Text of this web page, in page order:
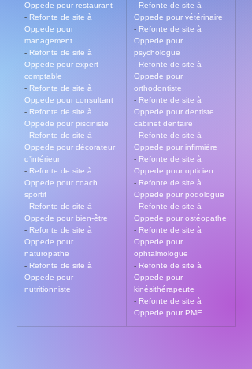
Oppede pour restaurant
- Refonte de site à
Oppede pour
management
- Refonte de site à
Oppede pour expert-
comptable
- Refonte de site à
Oppede pour consultant
- Refonte de site à
Oppede pour pisciniste
- Refonte de site à
Oppede pour décorateur
d’intérieur
- Refonte de site à
Oppede pour coach
sportif
- Refonte de site à
Oppede pour bien-être
- Refonte de site à
Oppede pour
naturopathe
- Refonte de site à
Oppede pour
nutritionniste
- Refonte de site à
Oppede pour vétérinaire
- Refonte de site à
Oppede pour
psychologue
- Refonte de site à
Oppede pour
orthodontiste
- Refonte de site à
Oppede pour dentiste
cabinet dentaire
- Refonte de site à
Oppede pour infirmière
- Refonte de site à
Oppede pour opticien
- Refonte de site à
Oppede pour podologue
- Refonte de site à
Oppede pour ostéopathe
- Refonte de site à
Oppede pour
ophtalmologue
- Refonte de site à
Oppede pour
kinésithérapeute
- Refonte de site à
Oppede pour PME